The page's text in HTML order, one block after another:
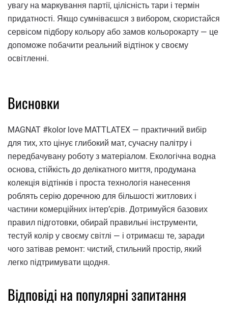
увагу на маркування партії, цілісність тари і термін
придатності. Якщо сумніваєшся з вибором, скористайся
сервісом підбору кольору або замов кольорокарту — це
допоможе побачити реальний відтінок у своєму
освітленні.
Висновки
MAGNAT #kolor love MATTLATEX — практичний вибір
для тих, хто цінує глибокий мат, сучасну палітру і
передбачувану роботу з матеріалом. Екологічна водна
основа, стійкість до делікатного миття, продумана
колекція відтінків і проста технологія нанесення
роблять серію доречною для більшості житлових і
частини комерційних інтер’єрів. Дотримуйся базових
правил підготовки, обирай правильні інструменти,
тестуй колір у своєму світлі — і отримаєш те, заради
чого затівав ремонт: чистий, стильний простір, який
легко підтримувати щодня.
Відповіді на популярні запитання